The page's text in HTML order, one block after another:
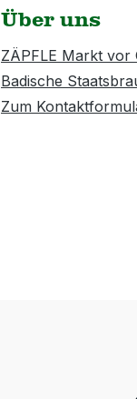
Über uns
ZÄPFLE Markt vor
Badische
Zum